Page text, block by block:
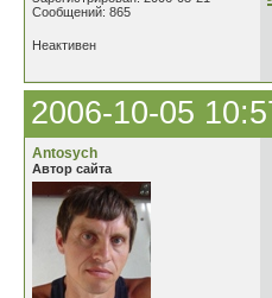
Сообщений: 865
Неактивен
2006-10-05
Antosych
Автор сайта